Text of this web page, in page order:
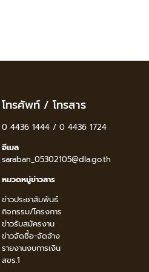
โทรศัพท์ / โทรสาร
0 4436 1444 / 0 4436 1724
อีเมล
saraban_05302105@dla.go.th
หมวดหมู่ข่าวสาร
ข่าวประชาสัมพันธ์
กิจกรรม/โครงการ
ข่าวรับสมัครงาน
ข่าวจัดซื้อ-จัดจ้าง
รายงานงบการเงิน
สขร.1